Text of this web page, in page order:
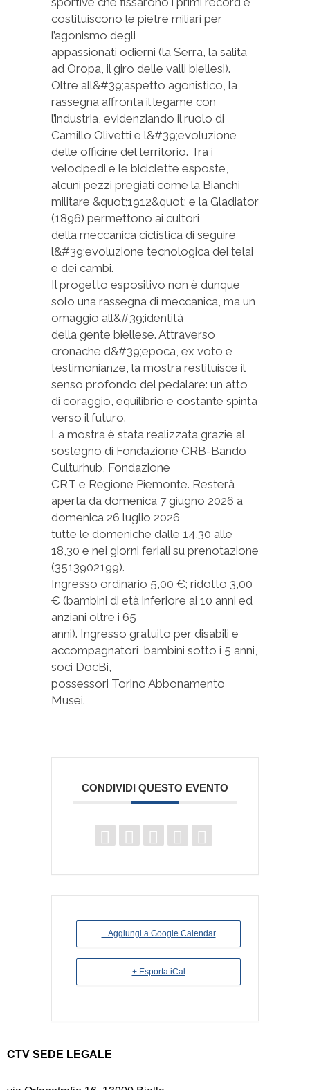
costituiscono le pietre miliari per
l’agonismo degli
appassionati odierni (la Serra, la salita
ad Oropa, il giro delle valli biellesi).
Oltre all&#39;aspetto agonistico, la
rassegna affronta il legame con
l’industria, evidenziando il ruolo di
Camillo Olivetti e l&#39;evoluzione
delle officine del territorio. Tra i
velocipedi e le biciclette esposte,
alcuni pezzi pregiati come la Bianchi
militare &quot;1912&quot; e la Gladiator
(1896) permettono ai cultori
della meccanica ciclistica di seguire
l&#39;evoluzione tecnologica dei telai
e dei cambi.
Il progetto espositivo non è dunque
solo una rassegna di meccanica, ma un
omaggio all&#39;identità
della gente biellese. Attraverso
cronache d&#39;epoca, ex voto e
testimonianze, la mostra restituisce il
senso profondo del pedalare: un atto
di coraggio, equilibrio e costante spinta
verso il futuro.
La mostra è stata realizzata grazie al
sostegno di Fondazione CRB-Bando
Culturhub, Fondazione
CRT e Regione Piemonte. Resterà
aperta da domenica 7 giugno 2026 a
domenica 26 luglio 2026
tutte le domeniche dalle 14,30 alle
18,30 e nei giorni feriali su prenotazione
(3513902199).
Ingresso ordinario 5,00 €; ridotto 3,00
€ (bambini di età inferiore ai 10 anni ed
anziani oltre i 65
anni). Ingresso gratuito per disabili e
accompagnatori, bambini sotto i 5 anni,
soci DocBi,
possessori Torino Abbonamento
Musei.
CONDIVIDI QUESTO EVENTO
+ Aggiungi a Google Calendar
+ Esporta iCal
CTV SEDE LEGALE